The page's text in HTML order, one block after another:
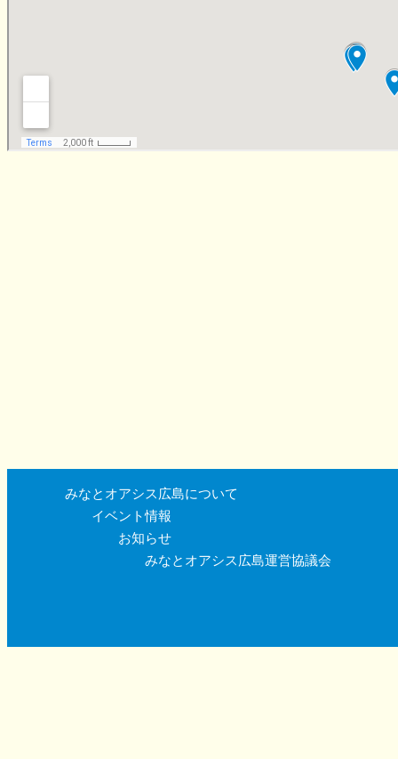
みなとオアシス広島について
イベント情報
お知らせ
みなとオアシス広島運営協議会